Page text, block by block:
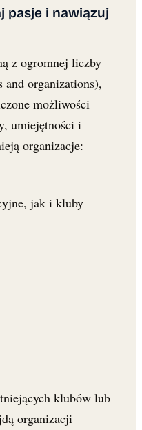
pasje i nawiązuj
z ogromnej liczby
organizations),
możliwości
umiejętności i
organizacje:
jak i kluby
klubów lub
organizacji